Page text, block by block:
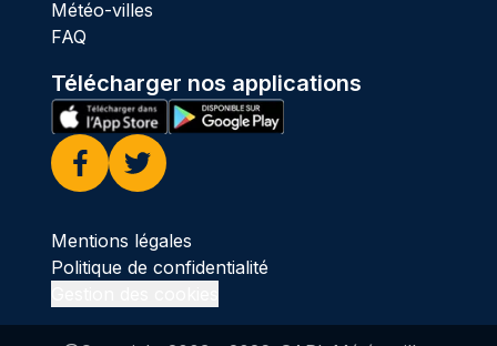
Météo-villes
FAQ
Télécharger nos applications
Facebook
Twitter
Mentions légales
Politique de confidentialité